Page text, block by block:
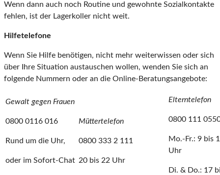
Wenn dann auch noch Routine und gewohnte Sozialkontakte
fehlen, ist der Lagerkoller nicht weit.
Hilfetelefone
Wenn Sie Hilfe benötigen, nicht mehr weiterwissen oder sich
über Ihre Situation austauschen wollen, wenden Sie sich an
folgende Nummern oder an die Online-Beratungsangebote:
Gewalt gegen Frauen
0800 0116 016
Rund um die Uhr,
oder im Sofort-Chat
Müttertelefon
0800 333 2 111
20 bis 22 Uhr
Elterntelefon
0800 111
Mo.-Fr.: 9 bis
Uhr
Di. & Do.: 17